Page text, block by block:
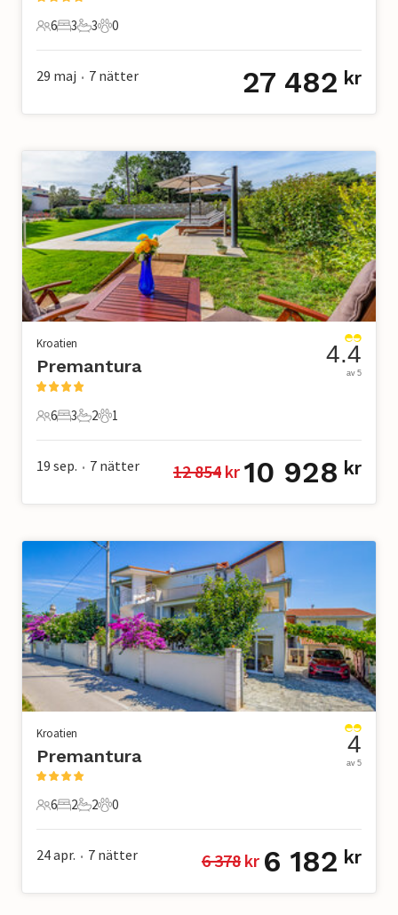
6 Gäster
6
3 Sovrum
3
3 Badrum
3
0 Husdjur
0
29 maj • 7 nätter 27 482 kr
Kroatien
Premantura
6 Gäster
6
3 Sovrum
3
2 Badrum
2
1 Husdjur
1
4.4
av 5
19 sep. • 7 nätter 12 854 kr 10 928 kr
Kroatien
Premantura
6 Gäster
6
2 Sovrum
2
2 Badrum
2
0 Husdjur
0
4
av 5
24 apr. • 7 nätter 6 378 kr 6 182 kr